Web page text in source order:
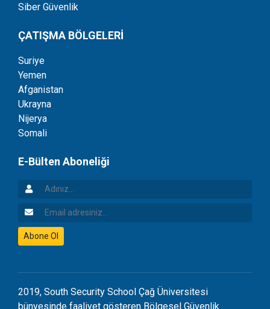
Siber Güvenlik
ÇATIŞMA BÖLGELERİ
Suriye
Yemen
Afganistan
Ukrayna
Nijerya
Somali
E-Bülten Aboneliği
Adınız
Email Adresiniz
Abone Ol
2019, South Security School Çağ Üniversitesi
bünyesinde faaliyet gösteren Bölgesel Güvenlik